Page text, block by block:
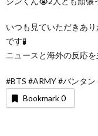
いつも見ていただきあ
です🧪
ニュースと海外の反応を
#BTS #ARMY #バンタ
Bookmark0